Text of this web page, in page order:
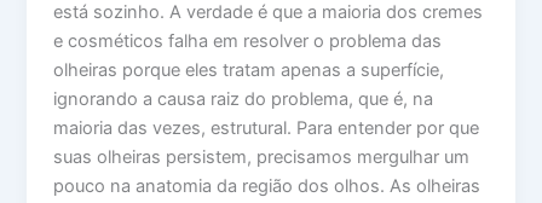
está sozinho. A verdade é que a maioria dos cremes
e cosméticos falha em resolver o problema das
olheiras porque eles tratam apenas a superfície,
ignorando a causa raiz do problema, que é, na
maioria das vezes, estrutural. Para entender por que
suas olheiras persistem, precisamos mergulhar um
pouco na anatomia da região dos olhos. As olheiras